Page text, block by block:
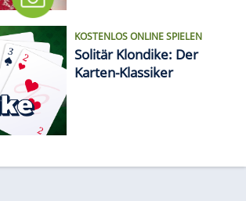
KOSTENLOS ONLINE SPIELEN
Solitär Klondike: Der
Karten-Klassiker